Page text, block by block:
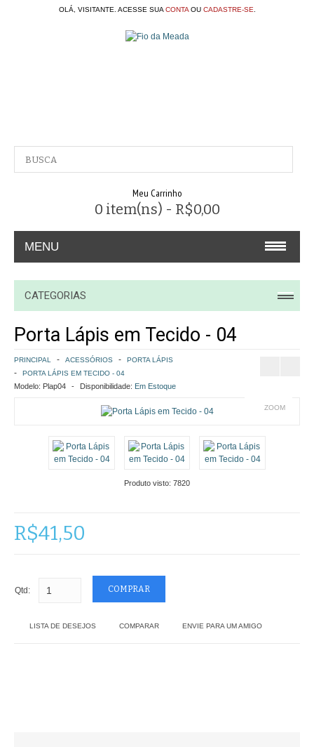
OLÁ, VISITANTE. ACESSE SUA CONTAOU CADASTRE-SE
Meu Carrinho
0 item(ns) - R$0,00
MENU
A EMPRESA
CONTATO
COMO COMPRAR
POLÍTICA DE FRETE GRÁTIS
SIMULAR FRETE
CATEGORIAS
Porta Lápis em Tecido - 04
PRINCIPAL ACESSÓRIOS
PORTA LÁPIS
PORTA LÁPIS EM TECIDO - 04
Modelo: Plap04 Disponibilidade: Em Estoque
ZOOM
Produto visto: 7820
R$41,50
Qtd:
LISTA DE DESEJOS COMPARAR ENVIE PARA UM AMIGO